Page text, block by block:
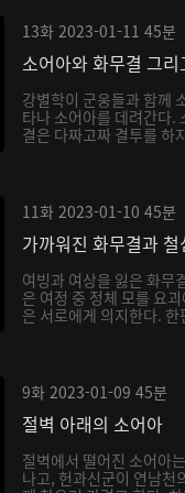
13화 2023-01-11 45분
소어아와 화무결 그리
강별학이 군웅들과 함께
타나 소어아를 데려간다.
결은 다짜고짜 결투를 하
11화 2023-01-10 45분
가까워진 화무결과 철
여빙과 여상을 잃은 화무
은 여정 중 정체 모를 요
은 서로에게 의지한다.
9화 2023-01-09 45분
절벽 아래의 소어아
절벽에서 떨어진 소어아
나고, 헌과신군이 연남천